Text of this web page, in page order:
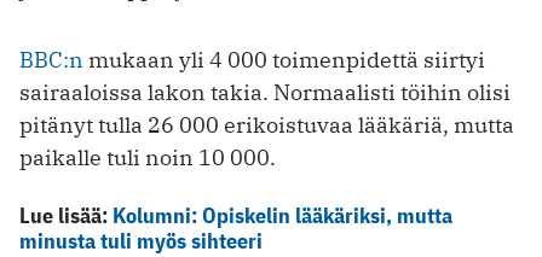
BBC:n mukaan yli 4 000 toimenpidettä siirtyi
sairaaloissa lakon takia. Normaalisti töihin olisi
pitänyt tulla 26 000 erikoistuvaa lääkäriä, mutta
paikalle tuli noin 10 000.
Lue lisää: Kolumni: Opiskelin lääkäriksi, mutta
minusta tuli myös sihteeri